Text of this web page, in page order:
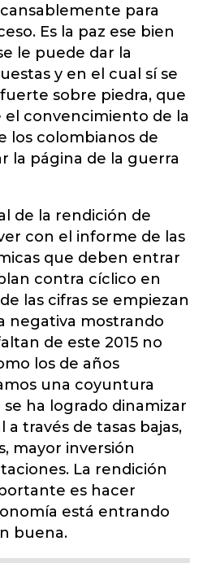
para
Es la paz ese bien
le puede dar la
y en el cual sí se
sobre piedra, que
el convencimiento de la
los colombianos de
la página de la guerra
de la rendición de
con el informe de las
que deben entrar
contra cíclico en
las cifras se empiezan
negativa mostrando
de este 2015 no
los de años
una coyuntura
ha logrado dinamizar
a través de tasas bajas,
mayor inversión
La rendición
es hacer
está entrando
buena.